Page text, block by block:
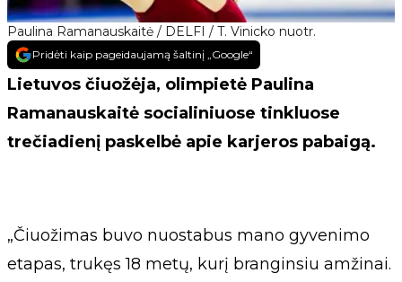
Paulina Ramanauskaitė / DELFI / T. Vinicko nuotr.
Pridėti kaip pageidaujamą šaltinį „Google“
Lietuvos čiuožėja, olimpietė Paulina
Ramanauskaitė socialiniuose tinkluose
trečiadienį paskelbė apie karjeros pabaigą.
„Čiuožimas buvo nuostabus mano gyvenimo
etapas, trukęs 18 metų, kurį branginsiu amžinai.